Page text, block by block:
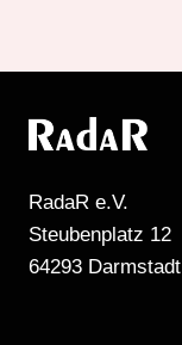
RadaR e.V.
Steubenplatz 12
64293 Darmstadt